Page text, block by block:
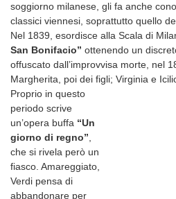
soggiorno milanese, gli fa anche
classici viennesi, soprattutto quello
Nel 1839, esordisce alla Scala di
San Bonifacio” ottenendo un
offuscato dall’improvvisa morte, nel
Margherita, poi dei figli; Virginia e
Proprio in questo
periodo scrive
un’opera buffa “Un
giorno di regno”,
che si rivela però un
fiasco. Amareggiato,
Verdi pensa di
abbandonare per